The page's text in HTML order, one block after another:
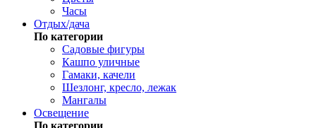
Часы
Отдых/дача
По категории
Садовые фигуры
Кашпо уличные
Гамаки, качели
Шезлонг, кресло, лежак
Мангалы
Освещение
По категории